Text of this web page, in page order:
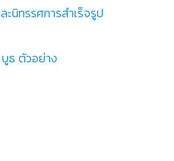
นิทรรศการสำเร็จรูป
บูธ ตัวอย่าง